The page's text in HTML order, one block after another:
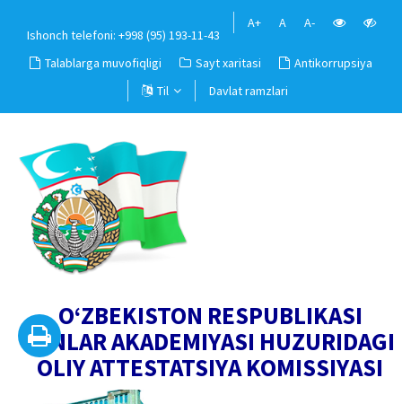
Ishonch telefoni: +998 (95) 193-11-43
A+ A A-
Talablarga muvofiqligi Sayt xaritasi
Antikorrupsiya
Til
Davlat ramzlari
O‘ZBEKISTON RESPUBLIKASI
FANLAR AKADEMIYASI HUZURIDAGI
OLIY ATTESTATSIYA KOMISSIYASI